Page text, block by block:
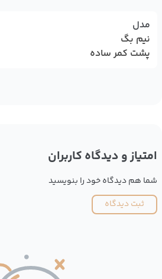
مدل
نیم بگ
پشت کمر ساده
امتیاز و دیدگاه کاربران
شما هم دیدگاه خود را بنویسید
ثبت دیدگاه